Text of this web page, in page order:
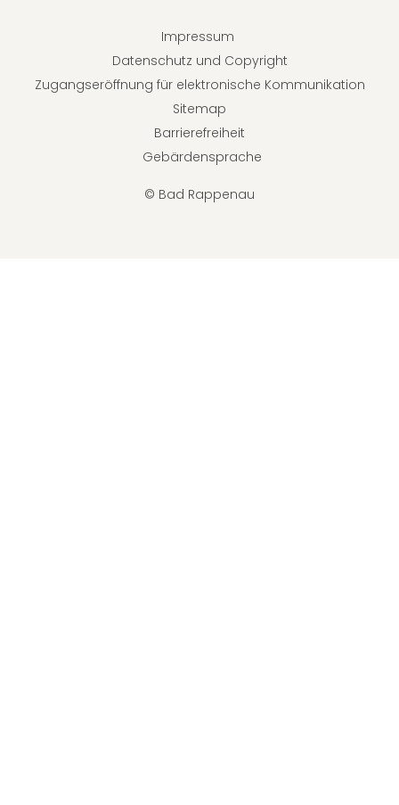
© Bad Rappenau
Impressum
Datenschutz und Copyright
Zugangseröffnung für elektronische Kommunikation
Sitemap
Barrierefreiheit
Gebärdensprache